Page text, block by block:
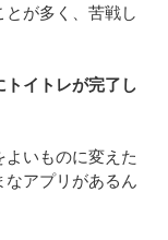
とが多く、苦戦し
イトレが完了し
いものに変えた
なアプリがあるん